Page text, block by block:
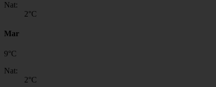
Nat:
2°C
Mar
9°C
Nat:
2°C